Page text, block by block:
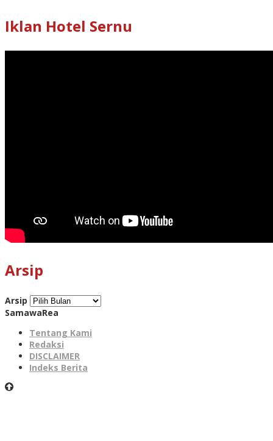
Iklan Hotel Sernu
Arsip
Arsip
SamawaRea
Tentang Kami
Redaksi
DISCLAIMER
Indeks Berita